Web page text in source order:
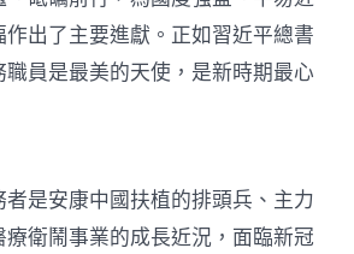
中
出了主要進獻。正如習近平總書
員是最美的天使，是新時期最心
是安康中國扶植的排頭兵、主力
衛鬧事業的成長近況，面臨新冠